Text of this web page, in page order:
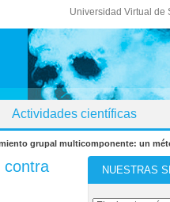
Universidad Virtual de
Actividades científicas
grupal multicomponente: un
contra
NUESTRAS